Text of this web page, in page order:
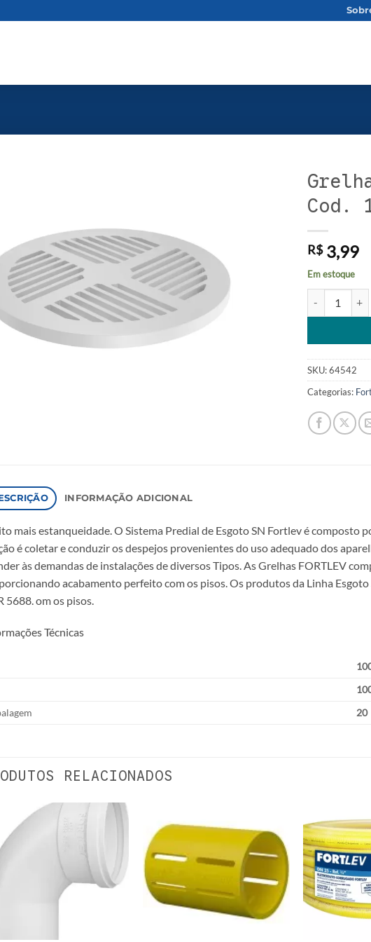
Cod.
R$3,99
Em estoque
Alternative:
SKU:64542
Categorias:
INFORMAÇÃO ADICIONAL
mais estanqueidade. O Sistema Predial de Esgoto SN Fortlev é composto
é coletar e conduzir os despejos provenientes do uso adequado dos
às demandas de instalações de diversos Tipos. As Grelhas FORTLEV
acabamento perfeito com os pisos. Os produtos da Linha
5688. om os pisos.
Técnicas
20
RELACIONADOS